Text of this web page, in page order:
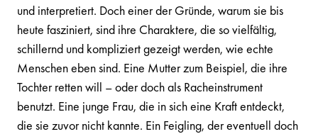
und interpretiert. Doch einer der Gründe, warum sie bis
heute fasziniert, sind ihre Charaktere, die so vielfältig,
schillernd und kompliziert gezeigt werden, wie echte
Menschen eben sind. Eine Mutter zum Beispiel, die ihre
Tochter retten will – oder doch als Racheinstrument
benutzt. Eine junge Frau, die in sich eine Kraft entdeckt,
die sie zuvor nicht kannte. Ein Feigling, der eventuell doch